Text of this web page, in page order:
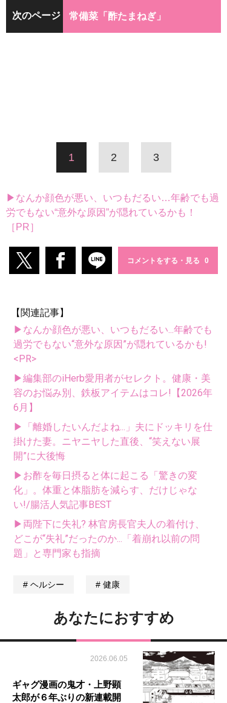
次のページ 常備菜「酢たまねぎ」
1 2 3
▶なんか顔色が悪い、いつもだるい…年齢でも過
労でもない“意外な原因”が隠れているかも！
［PR］
コメントをする・見る
【関連記事】
▶なんか顔色が悪い、いつもだるい...年齢でも
過労でもない“意外な原因”が隠れているかも!
<PR>
▶編集部のiHerb愛用者がセレクト。健康・美
容のお悩み別、鉄板アイテムはコレ!【2026年
6月】
▶「離婚したいんだよね...」夫にドッキリを仕
掛けた妻。ニヤニヤした直後、“笑えない展
開”に大後悔
▶お酢を毎日摂ると体に起こる「驚きの変
化」。体重と体脂肪を減らす、だけじゃな
い!/腸活人気記事BEST
▶両陛下に失礼? 林官房長官夫人の着付け、
どこが“失礼”だったのか...「着崩れ以前の問
題」と専門家も指摘
ヘルシー 健康
あなたにおすすめ
2026.06.05
ギャグ漫画の鬼才・上野顕
太郎が６年ぶりの新連載開